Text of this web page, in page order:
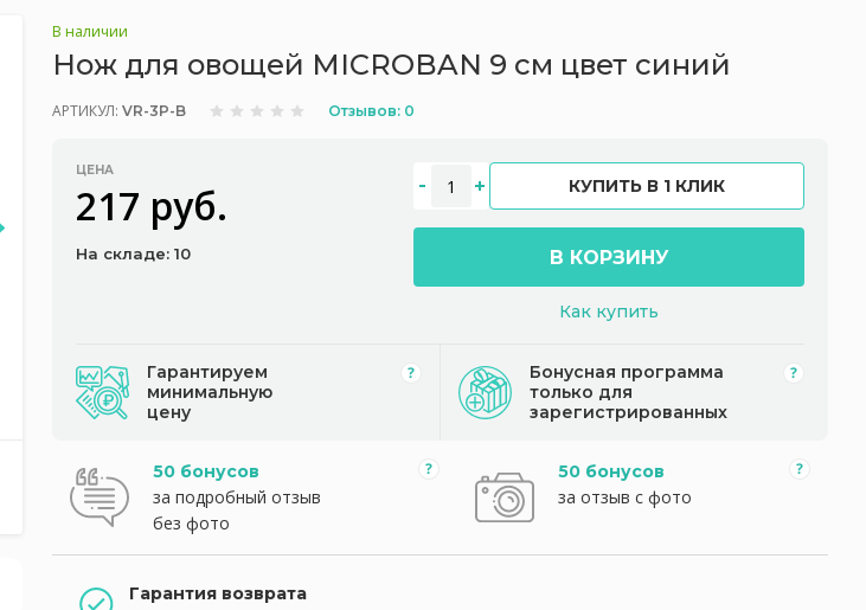
В наличии
Нож для овощей MICROBAN 9 см цвет синий
АРТИКУЛ: VR-3P-B Отзывов: 0
ЦЕНА
217 руб.
На складе: 10
КУПИТЬ В 1 КЛИК
В КОРЗИНУ
Как купить
Гарантируем
минимальную
цену
Бонусная программа
только для
зарегистрированных
50 бонусов
за подробный отзыв
без фото
50 бонусов
за отзыв с фото
Гарантия возврата